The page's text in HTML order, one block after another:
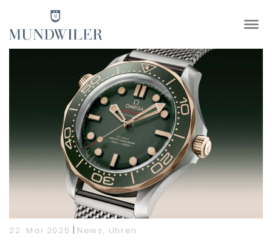
×
22. Mai 2025 | News, Uhren